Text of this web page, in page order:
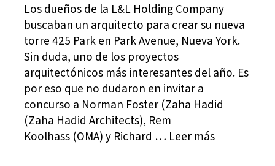
Los dueños de la L&L Holding Company
buscaban un arquitecto para crear su nueva
torre 425 Park en Park Avenue, Nueva York.
Sin duda, uno de los proyectos
arquitectónicos más interesantes del año. Es
por eso que no dudaron en invitar a
concurso a Norman Foster (Zaha Hadid
(Zaha Hadid Architects), Rem
Koolhass (OMA) y Richard … Leer más